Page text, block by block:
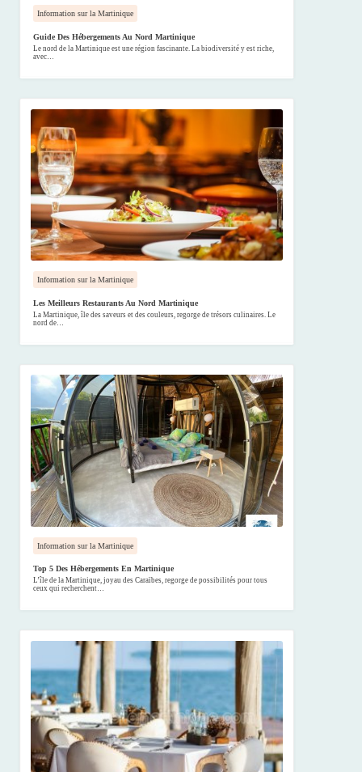
Information sur la Martinique
Guide Des Hébergements Au Nord Martinique
Le nord de la Martinique est une région fascinante. La biodiversité y est riche,
avec…
Information sur la Martinique
Les Meilleurs Restaurants Au Nord Martinique
La Martinique, île des saveurs et des couleurs, regorge de trésors culinaires. Le
nord de…
Information sur la Martinique
Top 5 Des Hébergements En Martinique
L’île de la Martinique, joyau des Caraïbes, regorge de possibilités pour tous
ceux qui recherchent…